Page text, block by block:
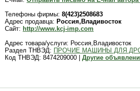
Телефоны фирмы: 8(423)2508683
Адрес продавца: Россия,Владивосток
Сайт: http://www.kcj-imp.com
Адрес товара/услуги: Россия,Владивосток
Раздел ТНВЭД: ПРОЧИЕ МАШИНЫ ДЛЯ
Код ТНВЭД: 8474209000 | Другие